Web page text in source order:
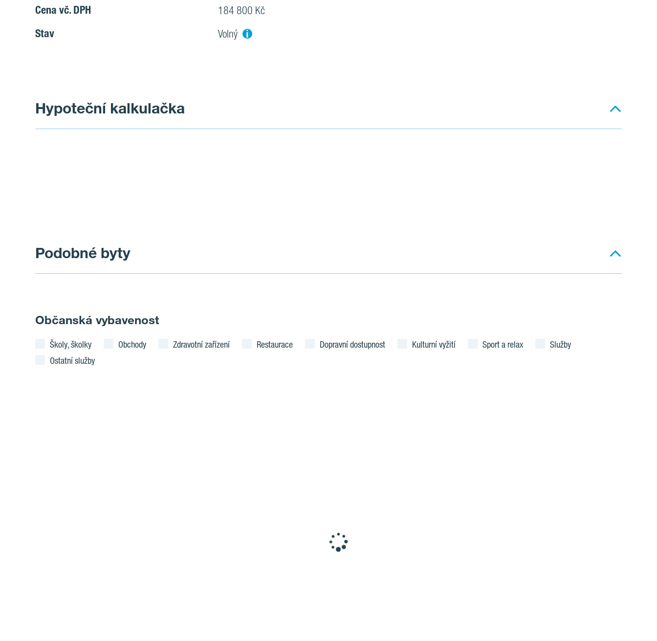
Cena vč. DPH 184 800 Kč
Stav Volný i
Hypoteční kalkulačka
Podobné byty
Občanská vybavenost
Školy, školky Obchody Zdravotní zařízení Restaurace Dopravní dostupnost Kulturní vyžití Sport a relax
Služby
Ostatní služby